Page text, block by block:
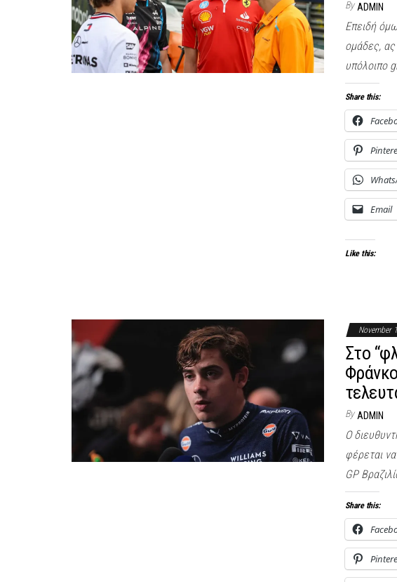
By ADMIN
Επειδή
ομάδες,
υπόλοιπο
Share this:
Email
Like this:
November
Στο
By ADMIN
Ο
φέρεται
GP
Share this: